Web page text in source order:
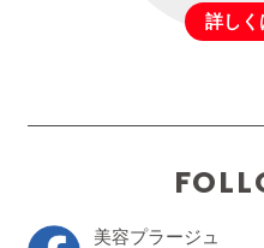
詳しく
美容プラージュ